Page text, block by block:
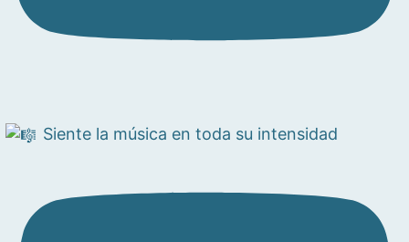
Siente la música en toda su intensidad